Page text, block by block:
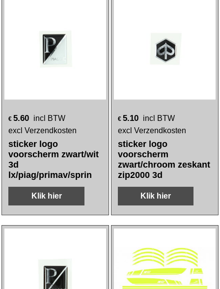
€ 5.60 incl BTW
excl Verzendkosten
sticker logo
voorscherm zwart/wit
3d
lx/piag/primav/sprin
Klik hier
€ 5.10 incl BTW
excl Verzendkosten
sticker logo
voorscherm
zwart/chroom zeskant
zip2000 3d
Klik hier